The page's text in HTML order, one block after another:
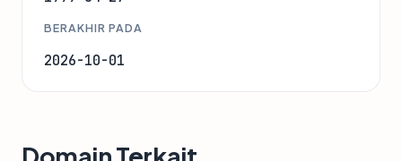
BERAKHIR PADA
2026-10-01